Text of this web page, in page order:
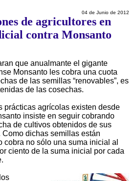
04 de Junio de 2012
de agricultores en
contra Monsanto
que anualmante el gigante
Monsanto les cobra una cuota
de las semillas “renovables”, es
de las cosechas.
prácticas agrícolas existen desde
insiste en seguir cobrando
de cultivos obtenidos de sus
dichas semillas están
cobra no sólo una suma inicial al
ciento de la suma inicial por cada